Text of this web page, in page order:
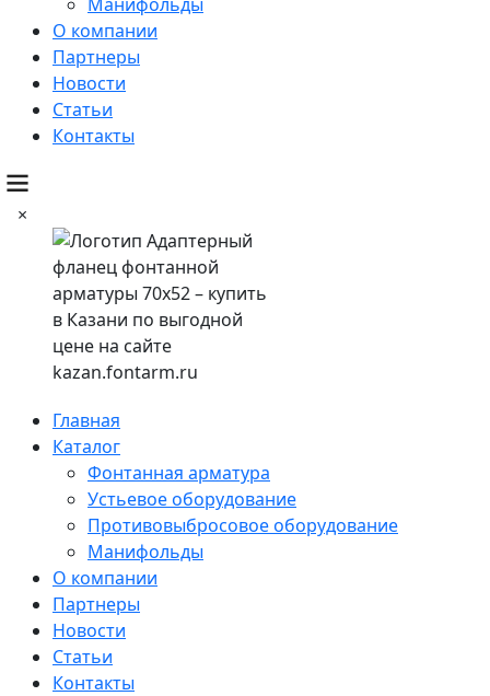
О компании
Партнеры
Новости
Статьи
Контакты
×
Главная
Каталог
Фонтанная арматура
Устьевое оборудование
Противовыбросовое оборудование
Манифольды
О компании
Партнеры
Новости
Статьи
Контакты